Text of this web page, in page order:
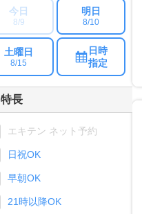
今日
8/9
明日
8/10
土曜日
8/15
日時
指定
特長
エキテン ネット予約
日祝OK
早朝OK
21時以降OK